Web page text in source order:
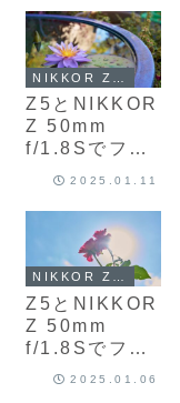
Z5とNIKKOR
Z 50mm
f/1.8Sでフォ
2025.01.11
Z5とNIKKOR
Z 50mm
f/1.8Sでフォ
トウォーク
2025.01.06